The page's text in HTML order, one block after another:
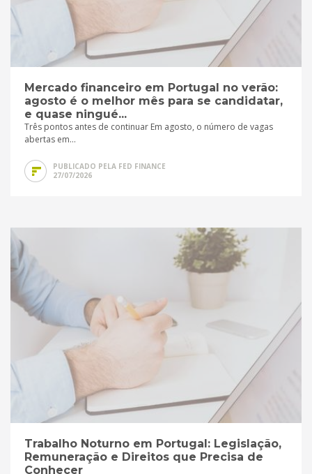
Mercado financeiro em Portugal no verão:
agosto é o melhor mês para se candidatar,
e quase ningué...
Três pontos antes de continuar Em agosto, o número de vagas
abertas em...
PUBLICADO PELA FED FINANCE
27/07/2026
Trabalho Noturno em Portugal: Legislação,
Remuneração e Direitos que Precisa de
Conhecer